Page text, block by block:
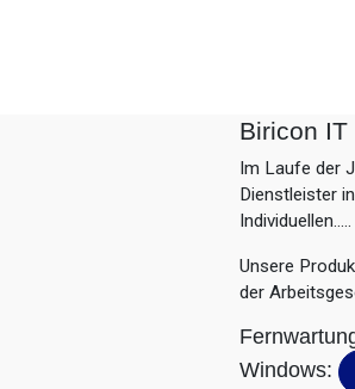
Biricon
Im Laufe der
Dienstleister
Individuellen.....
Unsere
der
Windows: